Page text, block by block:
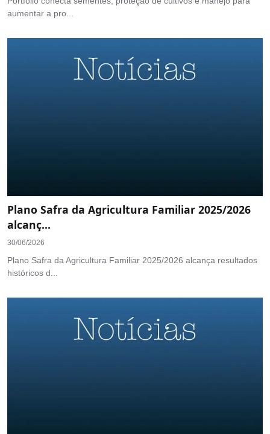
aumentar a pro...
Plano Safra da Agricultura Familiar 2025/2026
alcanç...
30/06/2026
Plano Safra da Agricultura Familiar 2025/2026 alcança resultados
históricos d...